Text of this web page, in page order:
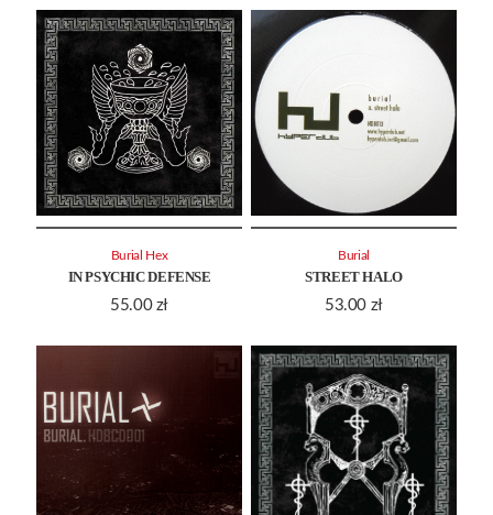
IN PSYCHIC DEFENSE
55.00 zł
Burial Hex
STREET HALO
53.00 zł
Burial